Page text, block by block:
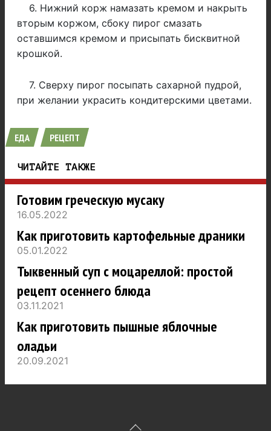
6. Нижний корж намазать кремом и накрыть
вторым коржом, сбоку пирог смазать
оставшимся кремом и присыпать бисквитной
крошкой.
7. Сверху пирог посыпать сахарной пудрой,
при желании украсить кондитерскими цветами.
ЕДА РЕЦЕПТ
ЧИТАЙТЕ ТАКЖЕ
Готовим греческую мусаку
16.05.2022
Как приготовить картофельные драники
05.01.2022
Тыквенный суп с моцареллой: простой
рецепт осеннего блюда
03.11.2021
Как приготовить пышные яблочные
оладьи
20.09.2021